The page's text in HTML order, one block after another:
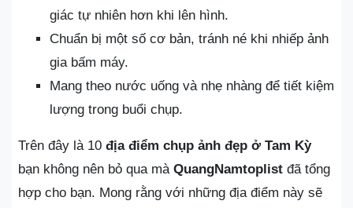
giác tự nhiên hơn khi lên hình.
Chuẩn bị một số cơ bản, tránh né khi nhiếp ảnh
gia bấm máy.
Mang theo nước uống và nhẹ nhàng để tiết kiệm
lượng trong buổi chụp.
Trên đây là 10 địa điểm chụp ảnh đẹp ở Tam Kỳ
bạn không nên bỏ qua mà QuangNamtoplist đã tổng
hợp cho bạn. Mong rằng với những địa điểm này sẽ